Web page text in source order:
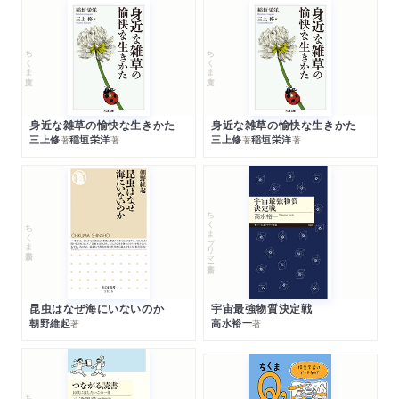
ちくま文庫
身近な雑草の愉快な生きかた
三上修著稲垣栄洋著
ちくま文庫
身近な雑草の愉快な生きかた
三上修著稲垣栄洋著
ちくま新書
昆虫はなぜ海にいないのか
朝野維起著
ちくまプリマー新書
宇宙最強物質決定戦
高水裕一著